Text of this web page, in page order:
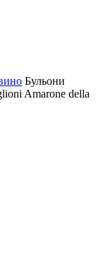
Бульони
Amarone della